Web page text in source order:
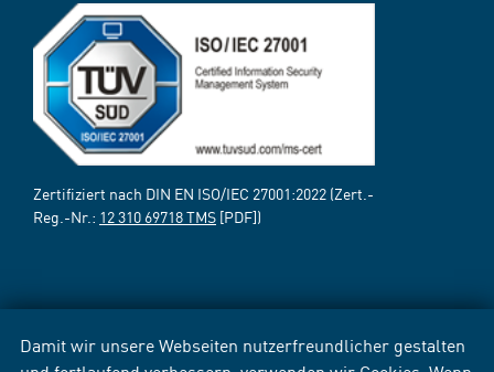
Damit wir unsere Webseiten nutzerfreundlicher gestalten
Zertifiziert nach DIN EN ISO/IEC 27001:2022 (Zert.-
Reg.-Nr.: 12 310 69718 TMS [PDF])